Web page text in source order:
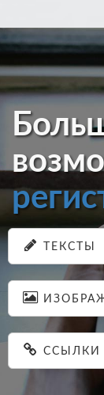
ТЕКСТЫ
ССЫЛКИ